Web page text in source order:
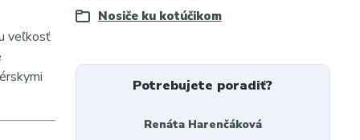
veľkosť
Nosiče ku kotúčikom
Potrebujete poradiť?
Renáta Harenčáková